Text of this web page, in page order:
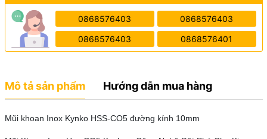
0868576403 0868576403
0868576403 0868576401
Mô tả sản phẩm Hướng dẫn mua hàng
Mũi khoan Inox Kynko HSS-CO5 đường kính 10mm